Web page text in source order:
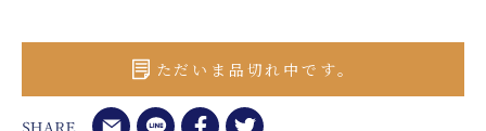
ただいま品切れ中です。